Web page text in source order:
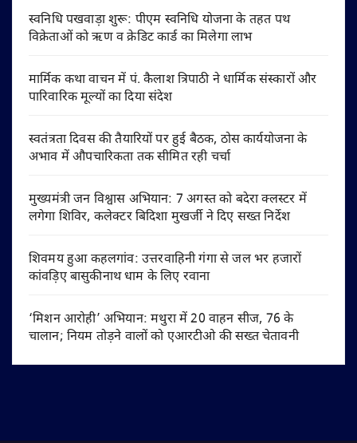
स्वनिधि पखवाड़ा शुरू: पीएम स्वनिधि योजना के तहत पथ
विक्रेताओं को ऋण व क्रेडिट कार्ड का मिलेगा लाभ
मार्मिक कथा वाचन में पं. कैलाश त्रिपाठी ने धार्मिक संस्कारों और
पारिवारिक मूल्यों का दिया संदेश
स्वतंत्रता दिवस की तैयारियों पर हुई बैठक, ठोस कार्ययोजना के
अभाव में औपचारिकता तक सीमित रही चर्चा
मुख्यमंत्री जन विश्वास अभियान: 7 अगस्त को बदेरा क्लस्टर में
लगेगा शिविर, कलेक्टर बिदिशा मुखर्जी ने दिए सख्त निर्देश
शिवमय हुआ कहलगांव: उत्तरवाहिनी गंगा से जल भर हजारों
कांवड़िए बासुकीनाथ धाम के लिए रवाना
‘मिशन आरोही’ अभियान: मथुरा में 20 वाहन सीज, 76 के
चालान; नियम तोड़ने वालों को एआरटीओ की सख्त चेतावनी